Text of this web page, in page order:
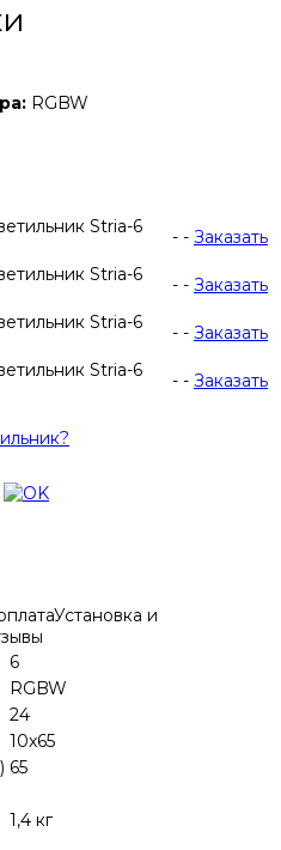
RGBW
Stria-6
- - Заказать
Stria-6
- - Заказать
Stria-6
- - Заказать
Stria-6
- - Заказать
Установка и
6
RGBW
24
10x65
65
1,4 кг